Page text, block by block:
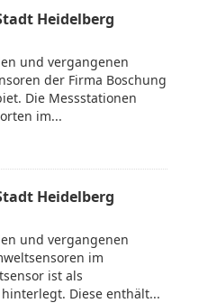
Heidelberg
und vergangenen
der Firma Boschung
Die Messstationen
im...
Heidelberg
und vergangenen
im
ist als
Diese enthält...